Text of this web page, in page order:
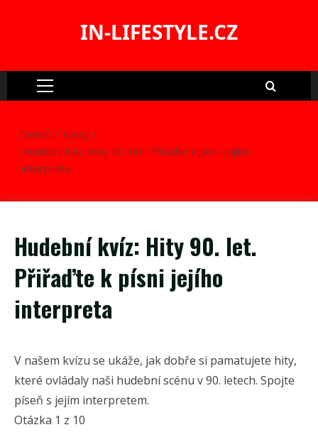
IN-LIFESTYLE.CZ
Primary
Domů
Kvízy
Hudební kvíz: Hity 90. let. Přiřaďte k písni jejího
interpreta
Hudební kvíz: Hity 90. let.
Přiřaďte k písni jejího
interpreta
V našem kvízu se ukáže, jak dobře si pamatujete hity,
které ovládaly naši hudební scénu v 90. letech. Spojte
píseň s jejím interpretem.
Otázka 1 z 10